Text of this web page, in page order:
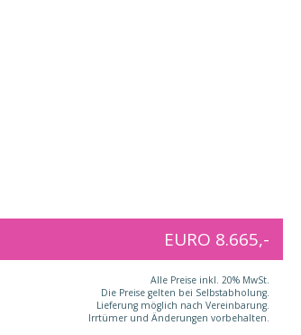
EURO 8.665,-
Alle Preise inkl. 20% MwSt.
Die Preise gelten bei Selbstabholung.
Lieferung möglich nach Vereinbarung.
Irrtümer und Änderungen vorbehalten.